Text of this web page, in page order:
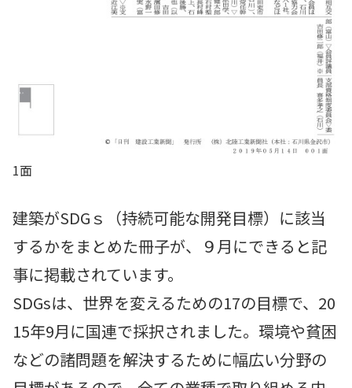
1面
建築がSDGｓ（持続可能な開発目標）に該当
するかをまとめた冊子が、９月にできると記
事に掲載されています。
SDGsは、世界を変えるための17の目標で、20
15年9月に国連で採択されました。環境や貧困
などの諸問題を解決するために幅広い分野の